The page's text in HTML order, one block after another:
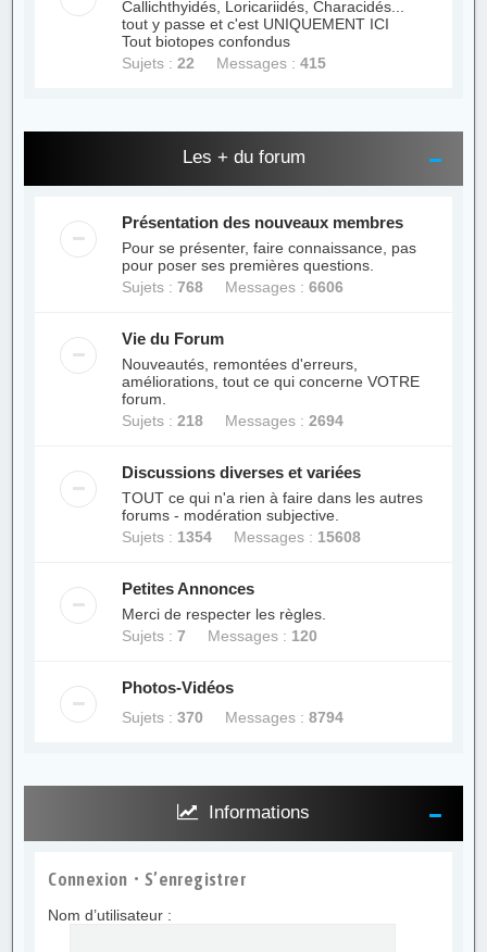
Callichthyidés, Loricariidés, Characidés...
tout y passe et c'est UNIQUEMENT ICI
Tout biotopes confondus
Sujets :22 Messages :415
Les + du forum
Présentation des nouveaux membres
Pour se présenter, faire connaissance, pas
pour poser ses premières questions.
Sujets :768 Messages :6606
Vie du Forum
Nouveautés, remontées d'erreurs,
améliorations, tout ce qui concerne VOTRE
forum.
Sujets :218 Messages :2694
Discussions diverses et variées
TOUT ce qui n'a rien à faire dans les autres
forums - modération subjective.
Sujets : 1354 Messages : 15608
Petites Annonces
Merci de respecter les règles.
Sujets :7 Messages : 120
Photos-Vidéos
Sujets :370 Messages :8794
Informations
Connexion • S’enregistrer
Nom d’utilisateur :